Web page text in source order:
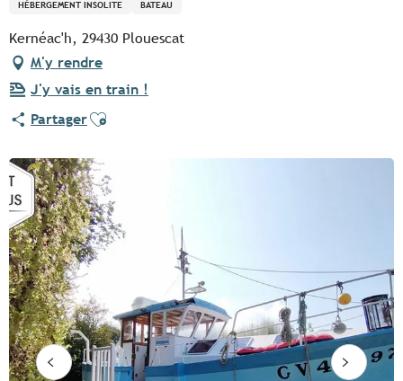
HÉBERGEMENT INSOLITE BATEAU
Kernéac'h, 29430 Plouescat
M'y rendre
J'y vais en train !
PartagerAjouter aux favoris